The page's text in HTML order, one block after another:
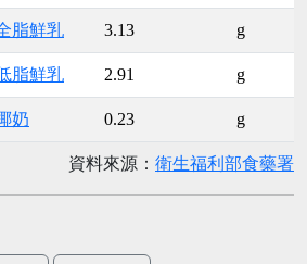
脂鮮乳 3.13 g
脂鮮乳 2.91 g
奶 0.23 g
資料來源： 衛生福利部食藥署